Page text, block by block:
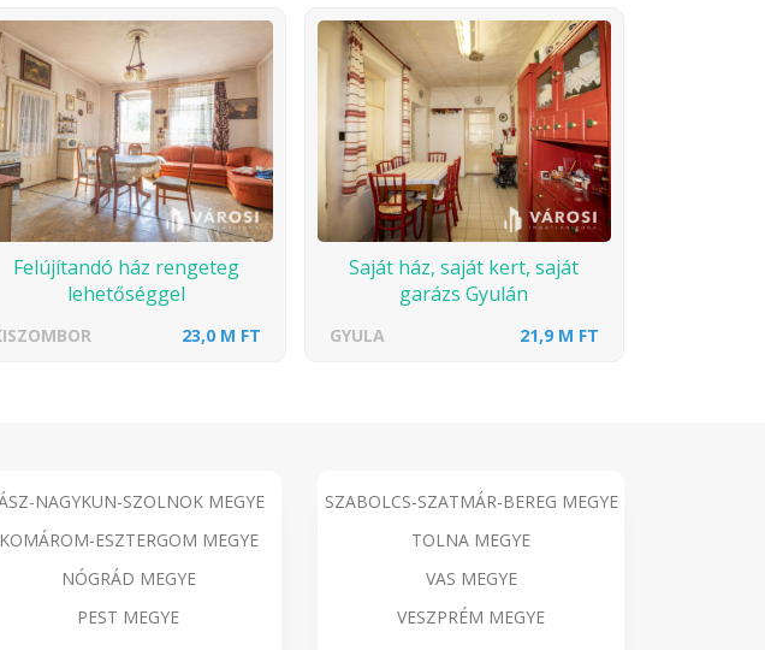
Felújítandó ház rengeteg
lehetőséggel
23,0 M FT
Saját ház, saját kert, saját
garázs Gyulán
GYULA 21,9 M FT
NAGYKUN-SZOLNOK MEGYE
KOMÁROM-ESZTERGOM MEGYE
NÓGRÁD MEGYE
PEST MEGYE
SZABOLCS-SZATMÁR-BEREG MEGYE
TOLNA MEGYE
VAS MEGYE
VESZPRÉM MEGYE